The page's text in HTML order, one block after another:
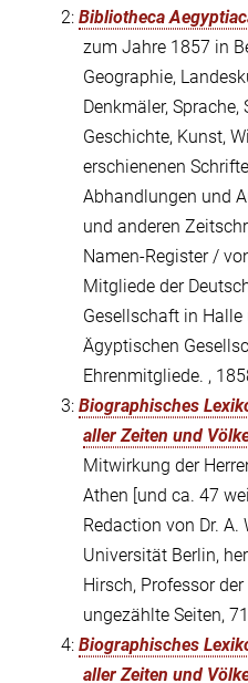
2: Bibliotheca
zum Jahre 1857 in
Geographie,
Denkmäler,
Geschichte, Kunst,
erschienenen
Abhandlungen und
und anderen
Namen-Register /
Mitgliede der
Gesellschaft in
Ägyptischen
Ehrenmitgliede. ,
3: Biographisches
aller Zeiten und
Mitwirkung der
Athen [und ca. 47
Redaction von Dr. A.
Universität Berlin,
Hirsch, Professor
ungezählte Seiten,
4: Biographisches
aller Zeiten und